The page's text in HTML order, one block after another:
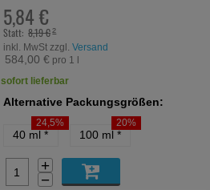
5,84 €
Statt: 8,19 €²
inkl. MwSt zzgl.Versand
584,00 € pro 1 l
sofort lieferbar
Alternative Packungsgrößen:
40 ml*
24,5%
100 ml *
20%
+
−